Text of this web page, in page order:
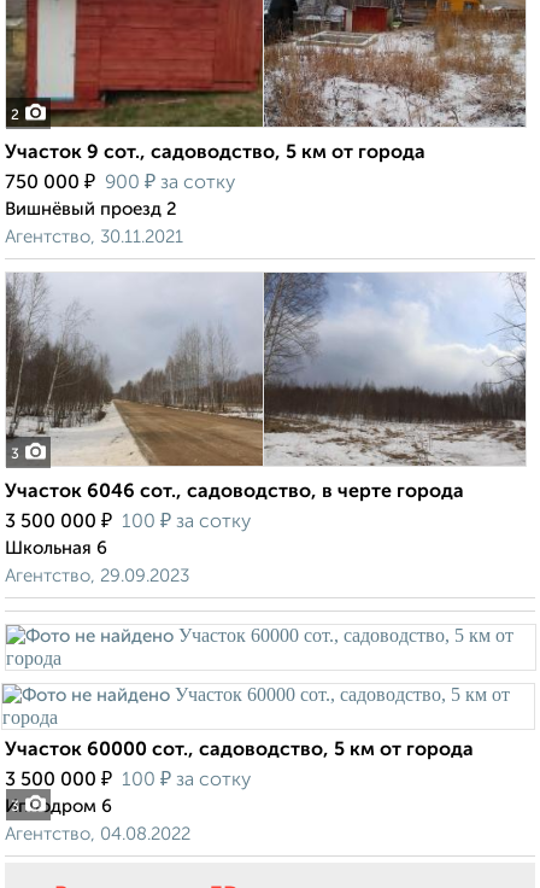
2
Участок 9 сот., садоводство, 5 км от города
750 000 ₽ 900 ₽ за сотку
Вишнёвый проезд 2
Агентство, 30.11.2021
3
Участок 6046 сот., садоводство, в черте города
3 500 000 ₽ 100 ₽ за сотку
Школьная 6
Агентство, 29.09.2023
3
Участок 60000 сот., садоводство, 5 км от города
3 500 000 ₽ 100 ₽ за сотку
Ипподром 6
Агентство, 04.08.2022